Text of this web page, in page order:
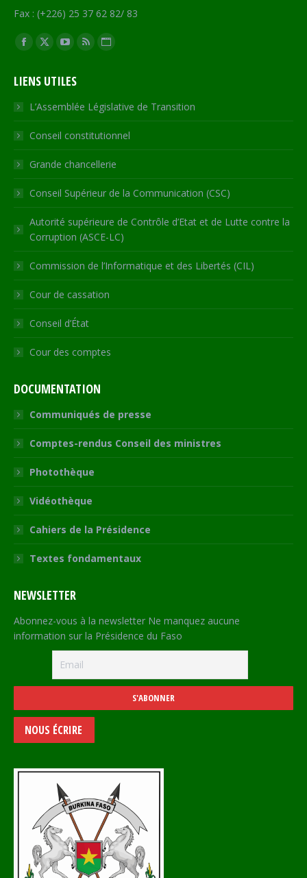
Fax : (+226) 25 37 62 82/ 83
Trouvez nous sur :
Facebook
opens
in
new
window
X
opens
in
new
window
YouTube
opens
in
new
window
RSS
in
new
window
Site
opens
in
new
LIENS UTILES
L’Assemblée Législative de Transition
Conseil constitutionnel
Grande chancellerie
Conseil Supérieur de la Communication (CSC)
Autorité supérieure de Contrôle d’Etat et de Lutte contre la
Corruption (ASCE-LC)
Commission de l’Informatique et des Libertés (CIL)
Cour de cassation
Conseil d’État
Cour des comptes
DOCUMENTATION
Communiqués de presse
Comptes-rendus Conseil des ministres
Photothèque
Vidéothèque
Cahiers de la Présidence
Textes fondamentaux
NEWSLETTER
Abonnez-vous à la newsletter Ne manquez aucune
information sur la Présidence du Faso
NOUS ÉCRIRE